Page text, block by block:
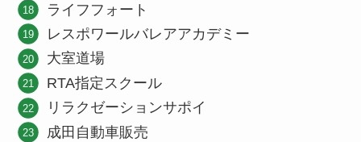
ライフフォート
レスポワールバレアアカデミー
大室道場
RTA指定スクール
リラクゼーションサポイ
成田自動車販売